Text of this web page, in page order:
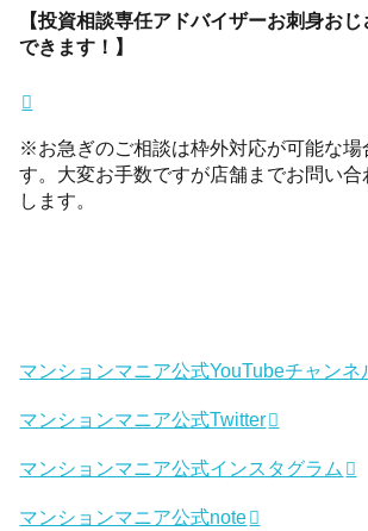
【投資相談専任アドバイザーお刺身お
できます！】
※お急ぎのご相談は枠外対応が可能な場
す。大変お手数ですが店舗までお問い合
します。
マンションマニア公式YouTubeチャンネ
マンションマニア公式Twitter
マンションマニア公式インスタグラム
マンションマニア公式note